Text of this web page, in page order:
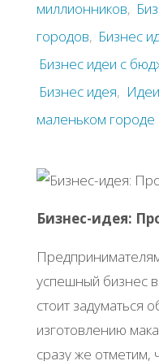
миллионников,
городов, Бизнес
Бизнес идеи с
Бизнес идея,
маленьком городе
Бизнес-идея:
успешный бизнес
стоит задуматься
изготовлению
сразу же отметим,